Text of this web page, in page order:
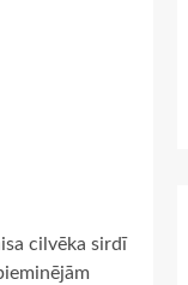
cilvēka sirdī